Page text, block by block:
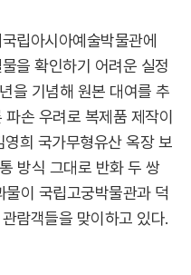
립아시아예술박물관에
을 확인하기 어려운 실정
을 기념해 원본 대여를 추
손 우려로 복제품 제작이
희 국가무형유산 옥장 보
방식 그대로 반화 두 쌍
이 국립고궁박물관과 덕
람객들을 맞이하고 있다.